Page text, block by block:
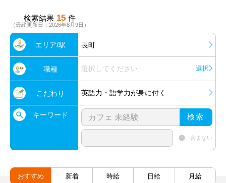
検索結果 15 件
（最終更新日：2026年8月9日）
エリア/駅 長町
職種 選択してください 選択
こだわり 英語力・語学力が身に付く
キーワード 検索
含まない
おすすめ 新着 時給 日給 月給